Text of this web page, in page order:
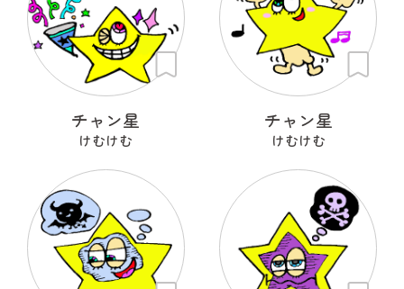
チャン星
けむけむ
チャン星
けむけむ